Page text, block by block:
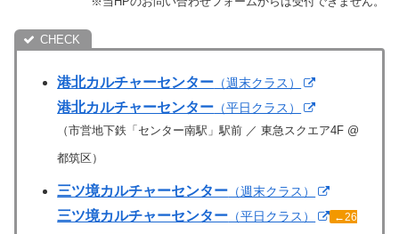
港北カルチャーセンター （週末クラス）
港北カルチャーセンター （平日クラス）
（市営地下鉄「センター南駅」駅前 ／ 東急スクエア4F @
都筑区）
三ツ境カルチャーセンター （週末クラス）
三ツ境カルチャーセンター （平日クラス）
←26